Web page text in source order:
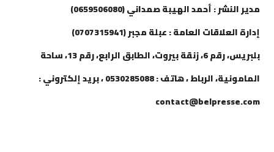
مدير النشر : أحمد الهيبة صمداني (0659506080)
إدارة العلاقات العامة : عبلة مجبر (0707315941)
بلبريس، رقم 6، زنقة بيروت، الطابق الرابع، رقم 13، ساحة
المامونية، الرباط ، هاتف : 0530285088 ، بريد إلكتروني :
contact@belpresse.com